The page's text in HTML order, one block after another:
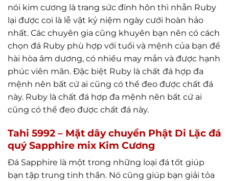
nói kim cương là trang sức đính hôn thì nhẫn Ruby
lại được coi là lễ vật kỷ niệm ngày cưới hoàn hảo
nhất. Các chuyên gia cũng khuyên bạn nên có cách
chọn đá Ruby phù hợp với tuổi và mệnh của bạn để
hài hòa âm dương, có nhiều may mắn và được hạnh
phúc viên mãn. Đặc biệt Ruby là chất đá hợp đa
mệnh nên bất cứ ai cũng có thể đeo được chất đá
này. Ruby là chất đá hợp đa mệnh nên bất cứ ai
cũng có thể đeo được chất đá này.
Tahi 5992 – Mặt dây chuyền Phật Di Lặc đá
quý Sapphire mix Kim Cương
Đá Sapphire là một trong những loại đá tốt giúp
bạn tập trung tinh thần. Nó cũng giúp bạn giải tỏa